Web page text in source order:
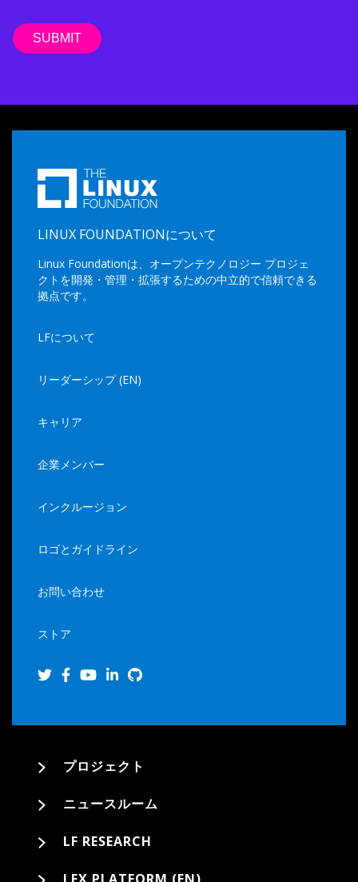
LINUX FOUNDATIONについて
Linux Foundationは、オープンテクノロジー プロジェ
クトを開発・管理・拡張するための中立的で信頼できる
拠点です。
LFについて
リーダーシップ (EN)
キャリア
企業メンバー
インクルージョン
ロゴとガイドライン
お問い合わせ
ストア
プロジェクト
ニュースルーム
LF RESEARCH